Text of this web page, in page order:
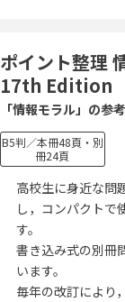
ポイント整理
17th Edition
「情報モラル」の参
B5判／本冊48頁・別
冊24頁
高校生に身近な問
し，コンパクトで
す。
書き込み式の別冊
います。
毎年の改訂により